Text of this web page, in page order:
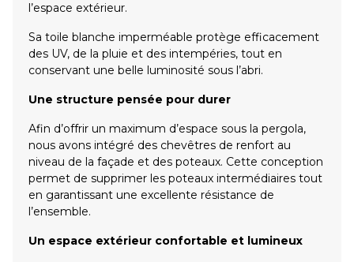
l’espace extérieur.
Sa toile blanche imperméable protège efficacement
des UV, de la pluie et des intempéries, tout en
conservant une belle luminosité sous l’abri.
Une structure pensée pour durer
Afin d’offrir un maximum d’espace sous la pergola,
nous avons intégré des chevêtres de renfort au
niveau de la façade et des poteaux. Cette conception
permet de supprimer les poteaux intermédiaires tout
en garantissant une excellente résistance de
l’ensemble.
Un espace extérieur confortable et lumineux